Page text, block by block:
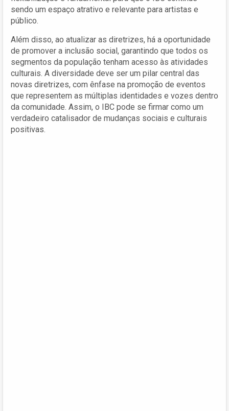
sendo um espaço atrativo e relevante para artistas e
público.
Além disso, ao atualizar as diretrizes, há a oportunidade
de promover a inclusão social, garantindo que todos os
segmentos da população tenham acesso às atividades
culturais. A diversidade deve ser um pilar central das
novas diretrizes, com ênfase na promoção de eventos
que representem as múltiplas identidades e vozes dentro
da comunidade. Assim, o IBC pode se firmar como um
verdadeiro catalisador de mudanças sociais e culturais
positivas.